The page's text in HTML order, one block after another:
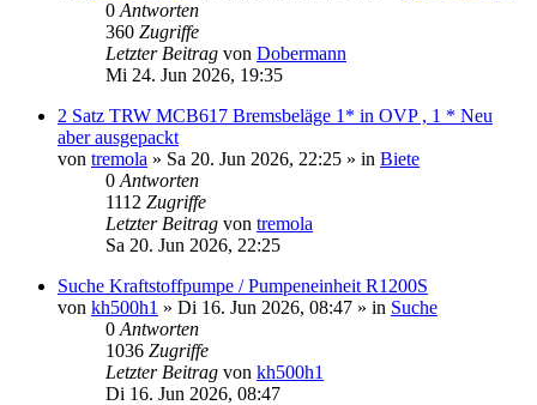
0 Antworten
360 Zugriffe
Letzter Beitrag von Dobermann
Mi 24. Jun 2026, 19:35
2 Satz TRW MCB617 Bremsbeläge 1* in OVP , 1 * Neu
aber ausgepackt
von tremola » Sa 20. Jun 2026, 22:25 » in Biete
0 Antworten
1112 Zugriffe
Letzter Beitrag von tremola
Sa 20. Jun 2026, 22:25
Suche Kraftstoffpumpe / Pumpeneinheit R1200S
von kh500h1 » Di 16. Jun 2026, 08:47 » in Suche
0 Antworten
1036 Zugriffe
Letzter Beitrag von kh500h1
Di 16. Jun 2026, 08:47